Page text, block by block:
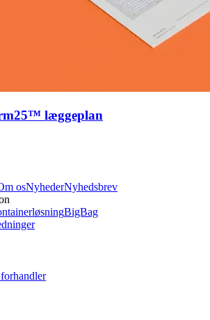
læggeplan
osNyhederNyhedsbrev
BigBag